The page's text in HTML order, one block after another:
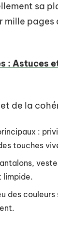
sa
mille pages
: Astuces
de la
:
touches
limpide.
des